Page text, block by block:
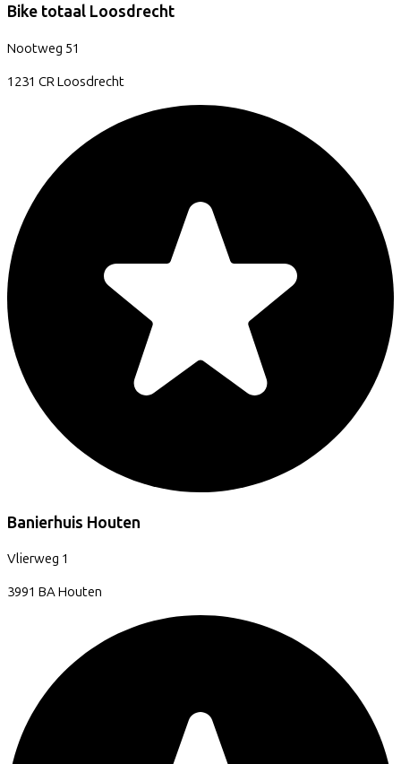
Bike totaal Loosdrecht
Nootweg 51
1231 CRLoosdrecht
Banierhuis Houten
Vlierweg 1
3991 BAHouten